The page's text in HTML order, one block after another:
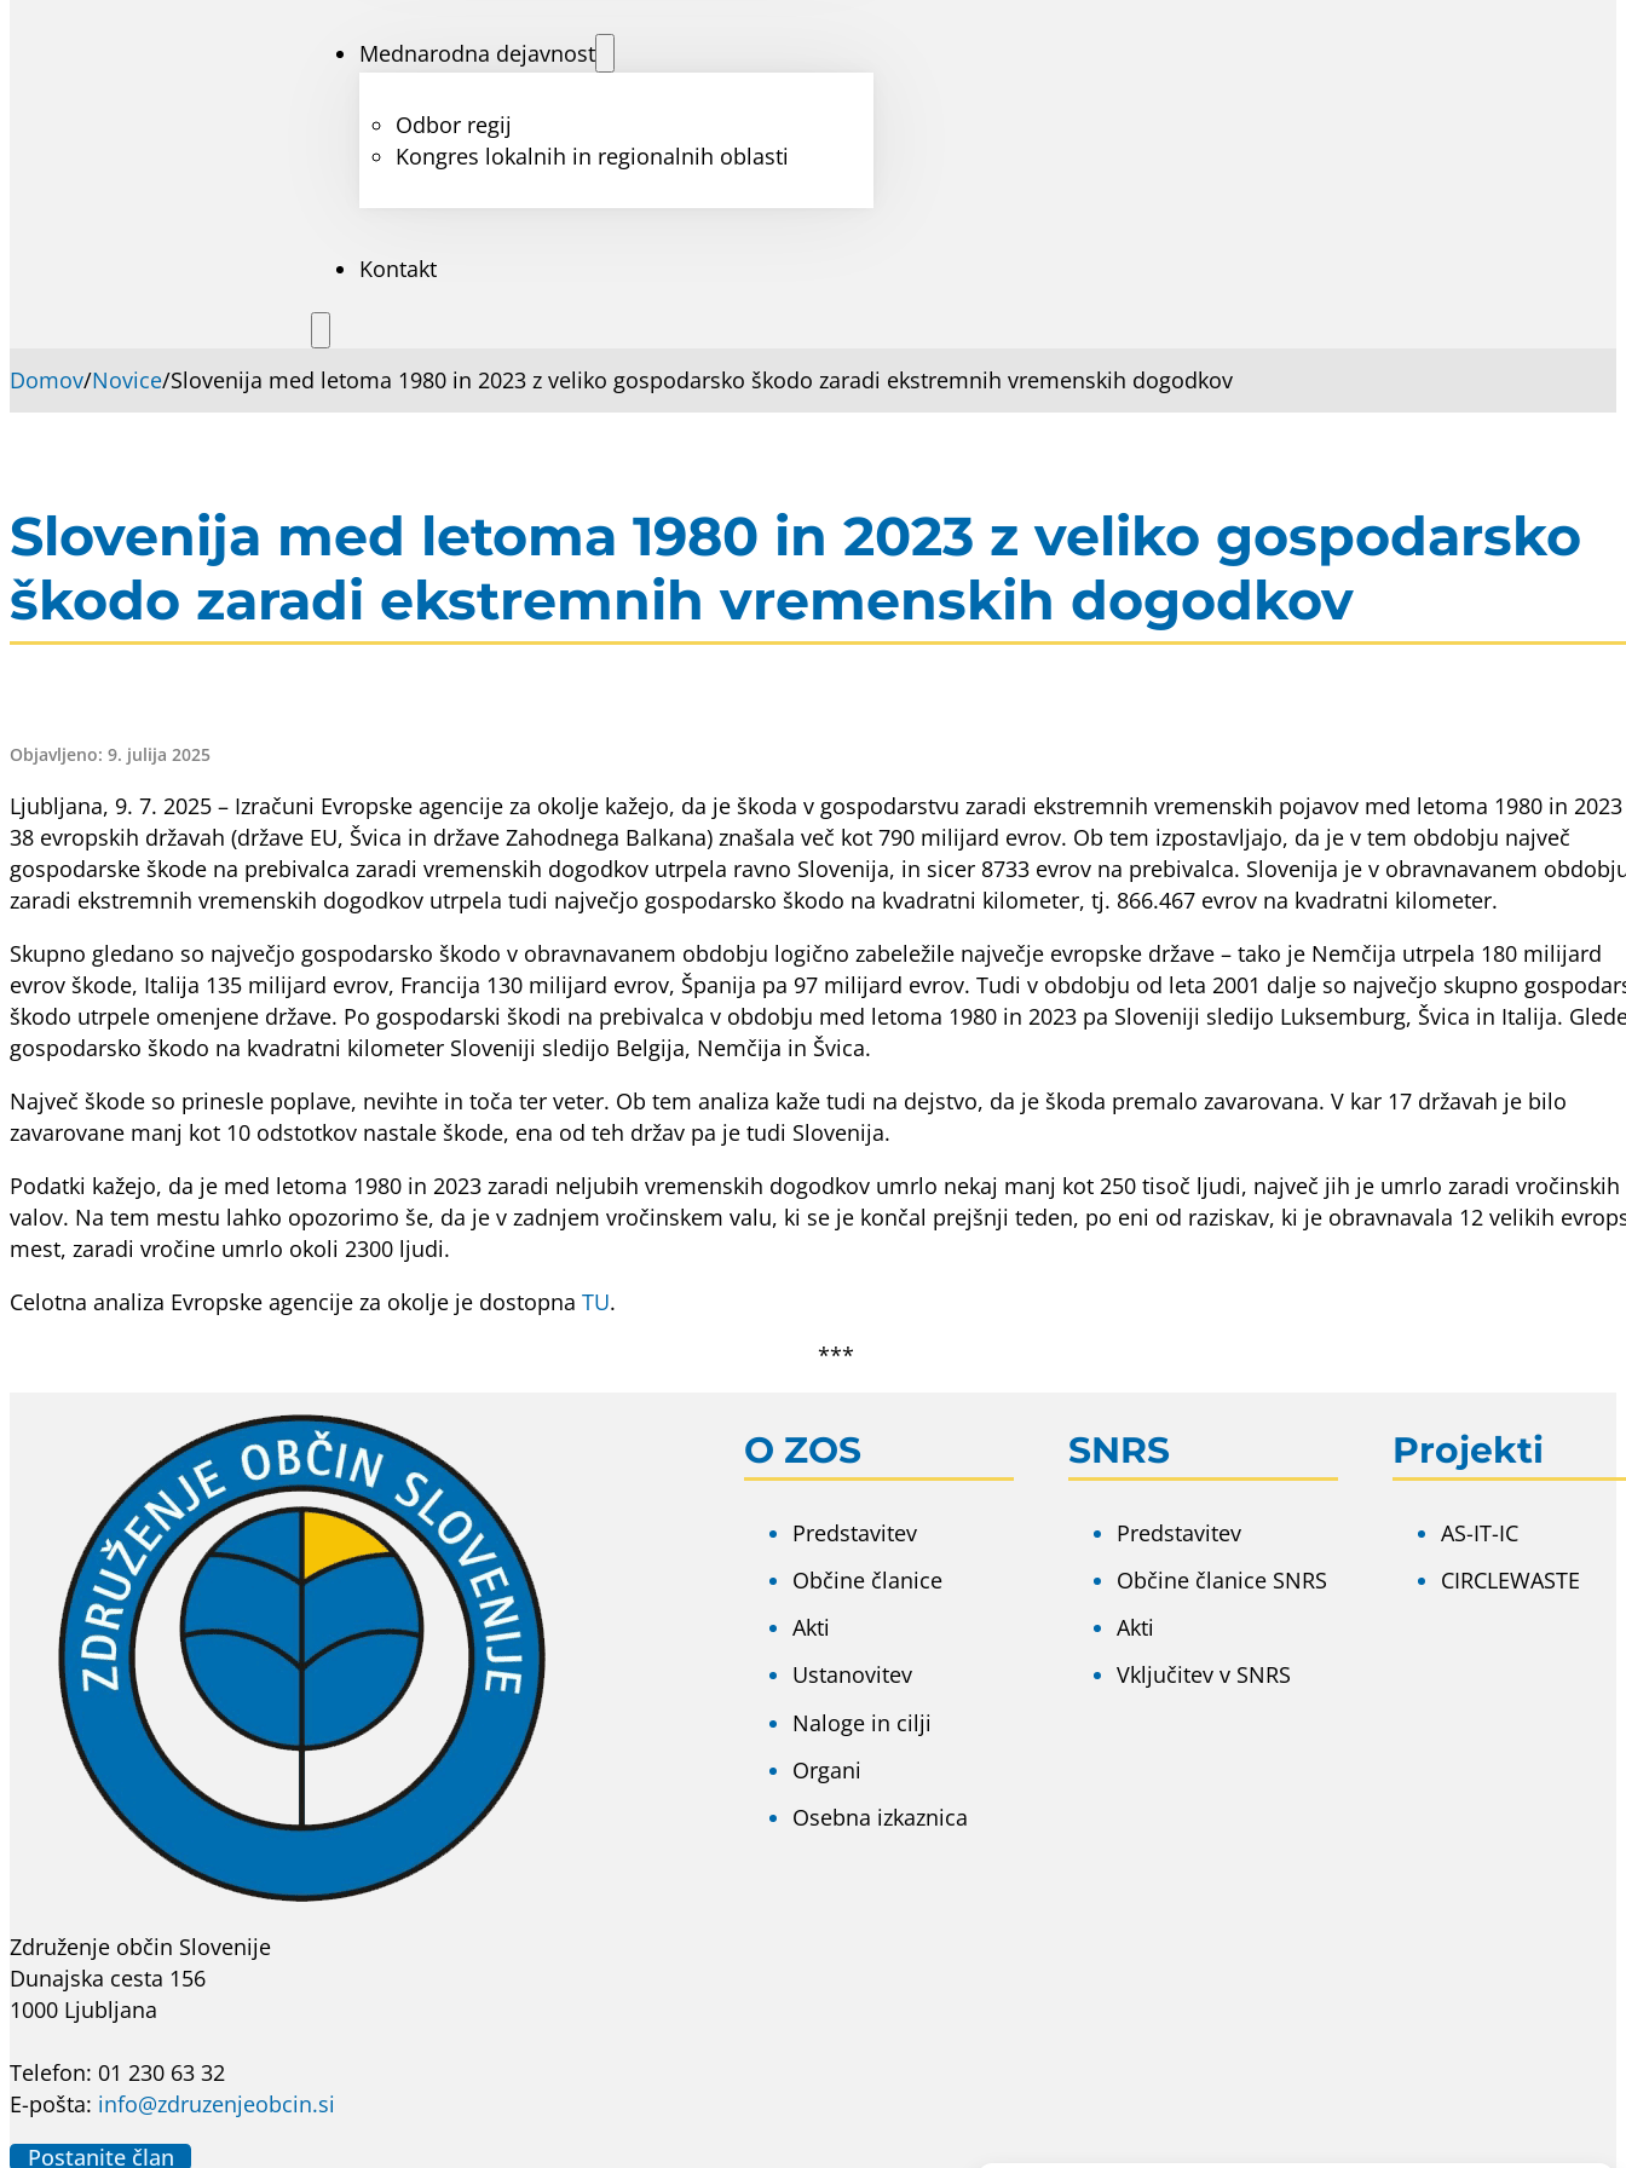
Mednarodna dejavnost
Odbor regij
Kongres lokalnih in regionalnih oblasti
Kontakt
Domov/Novice/Slovenija med letoma 1980 in 2023 z veliko gospodarsko škodo zaradi ekstremnih vremenskih dogodkov
Slovenija med letoma 1980 in 2023 z veliko gospodarsko
škodo zaradi ekstremnih vremenskih dogodkov
Objavljeno: 9. julija 2025
Ljubljana, 9. 7. 2025 – Izračuni Evropske agencije za okolje kažejo, da je škoda v gospodarstvu zaradi ekstremnih vremenskih pojavov med letoma 1980 in
38 evropskih državah (države EU, Švica in države Zahodnega Balkana) znašala več kot 790 milijard evrov. Ob tem izpostavljajo, da je v tem obdobju največ
gospodarske škode na prebivalca zaradi vremenskih dogodkov utrpela ravno Slovenija, in sicer 8733 evrov na prebivalca. Slovenija je v obravnavanem
zaradi ekstremnih vremenskih dogodkov utrpela tudi največjo gospodarsko škodo na kvadratni kilometer, tj. 866.467 evrov na kvadratni kilometer.
Skupno gledano so največjo gospodarsko škodo v obravnavanem obdobju logično zabeležile največje evropske države – tako je Nemčija utrpela 180 milijard
evrov škode, Italija 135 milijard evrov, Francija 130 milijard evrov, Španija pa 97 milijard evrov. Tudi v obdobju od leta 2001 dalje so največjo skupno
škodo utrpele omenjene države. Po gospodarski škodi na prebivalca v obdobju med letoma 1980 in 2023 pa Sloveniji sledijo Luksemburg, Švica in Italija.
gospodarsko škodo na kvadratni kilometer Sloveniji sledijo Belgija, Nemčija in Švica.
Največ škode so prinesle poplave, nevihte in toča ter veter. Ob tem analiza kaže tudi na dejstvo, da je škoda premalo zavarovana. V kar 17 državah je bilo
zavarovane manj kot 10 odstotkov nastale škode, ena od teh držav pa je tudi Slovenija.
Podatki kažejo, da je med letoma 1980 in 2023 zaradi neljubih vremenskih dogodkov umrlo nekaj manj kot 250 tisoč ljudi, največ jih je umrlo zaradi vročinskih
valov. Na tem mestu lahko opozorimo še, da je v zadnjem vročinskem valu, ki se je končal prejšnji teden, po eni od raziskav, ki je obravnavala 12 velikih
mest, zaradi vročine umrlo okoli 2300 ljudi.
Celotna analiza Evropske agencije za okolje je dostopna TU.
***
Združenje občin Slovenije
Dunajska cesta 156
1000 Ljubljana
Telefon: 01 230 63 32
E-pošta: info@zdruzenjeobcin.si
Postanite član
O ZOS
Predstavitev
Občine članice
Akti
Ustanovitev
Naloge in cilji
Organi
Osebna izkaznica
SNRS
Predstavitev
Občine članice SNRS
Akti
Vključitev v SNRS
Projekti
AS-IT-IC
CIRCLEWASTE